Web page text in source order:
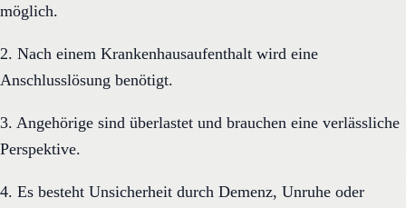
möglich.
2. Nach einem Krankenhausaufenthalt wird eine
Anschlusslösung benötigt.
3. Angehörige sind überlastet und brauchen eine verlässliche
Perspektive.
4. Es besteht Unsicherheit durch Demenz, Unruhe oder